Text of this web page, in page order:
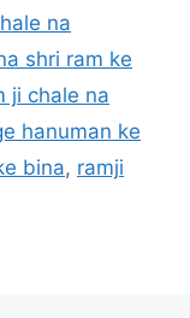
na
shri ram ke
ji chale na
hanuman ke
bina, ramji